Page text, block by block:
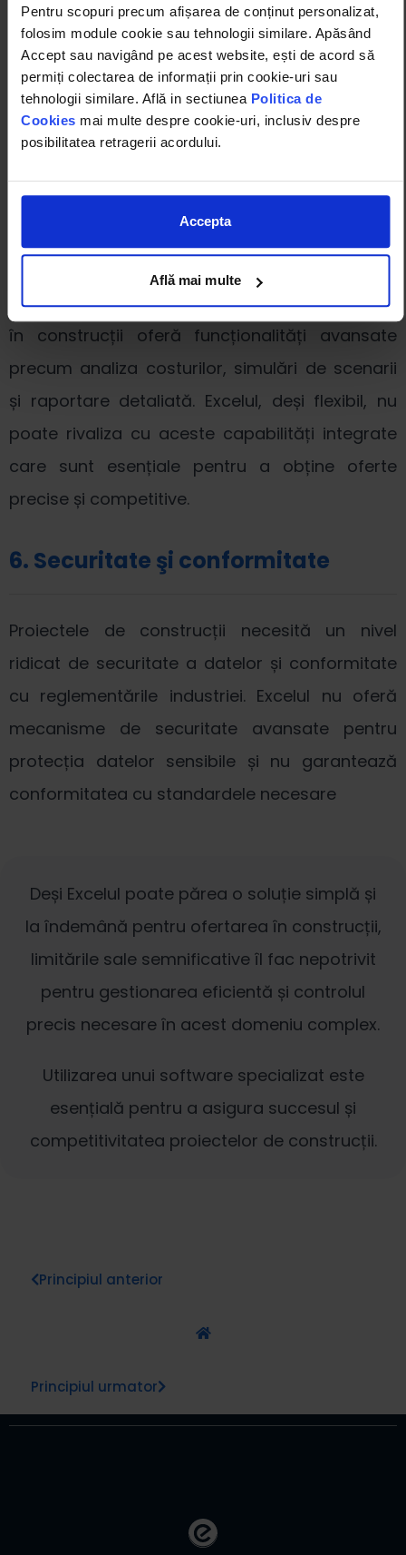
Pentru scopuri precum afișarea de conținut personalizat,
folosim module cookie sau tehnologii similare. Apăsând
Accept sau navigând pe acest website, ești de acord să
permiți colectarea de informații prin cookie-uri sau
tehnologii similare. Află in sectiunea Politica de
Cookies mai multe despre cookie-uri, inclusiv despre
posibilitatea retragerii acordului.
Accepta
Află mai multe
costuri și termene. Excelul nu este echipat să
gestioneze eficient volume mari de date sau să
integreze informații din surse multiple, ceea ce
poate duce la o suprasolicitare și la un control
ineficient al procesului.
5. Lipsa funcţionalităţilor
Soluțiile software specializate pentru ofertarea
în construcții oferă funcționalități avansate
precum analiza costurilor, simulări de scenarii
și raportare detaliată. Excelul, deși flexibil, nu
poate rivaliza cu aceste capabilități integrate
care sunt esențiale pentru a obține oferte
precise și competitive.
6. Securitate şi conformitate
Proiectele de construcții necesită un nivel
ridicat de securitate a datelor și conformitate
cu reglementările industriei. Excelul nu oferă
mecanisme de securitate avansate pentru
protecția datelor sensibile și nu garantează
conformitatea cu standardele necesare
Deși Excelul poate părea o soluție simplă și
la îndemână pentru ofertarea în construcții,
limitările sale semnificative îl fac nepotrivit
pentru gestionarea eficientă și controlul
precis necesare în acest domeniu complex.
Utilizarea unui software specializat este
esențială pentru a asigura succesul și
competitivitatea proiectelor de construcții.
Principiul anterior
Principiul urmator